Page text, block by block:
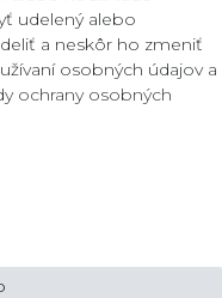
ochrany osobných
formular
udelený alebo
a neskôr ho zmeniť
osobných údajov a
ochrany osobných